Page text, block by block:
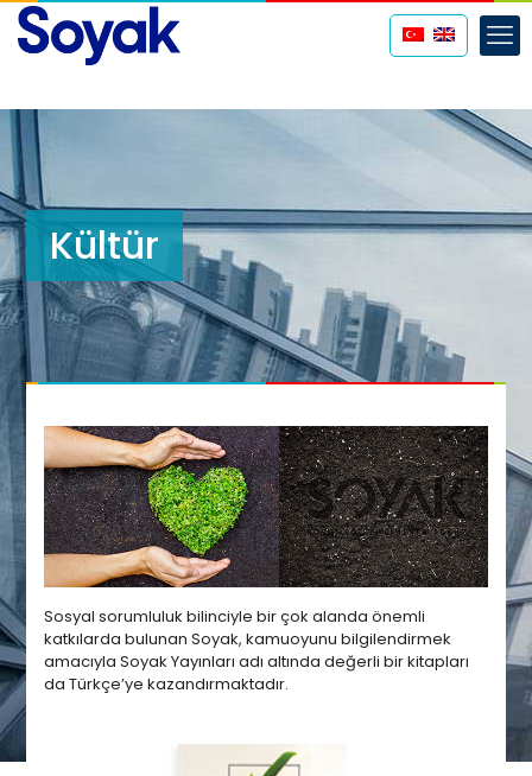
Kültür
Sosyal sorumluluk bilinciyle bir çok alanda önemli
katkılarda bulunan Soyak, kamuoyunu bilgilendirmek
amacıyla Soyak Yayınları adı altında değerli bir kitapları
da Türkçe’ye kazandırmaktadır.